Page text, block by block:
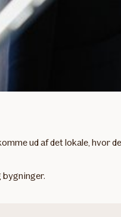
ud af det lokale, hvor